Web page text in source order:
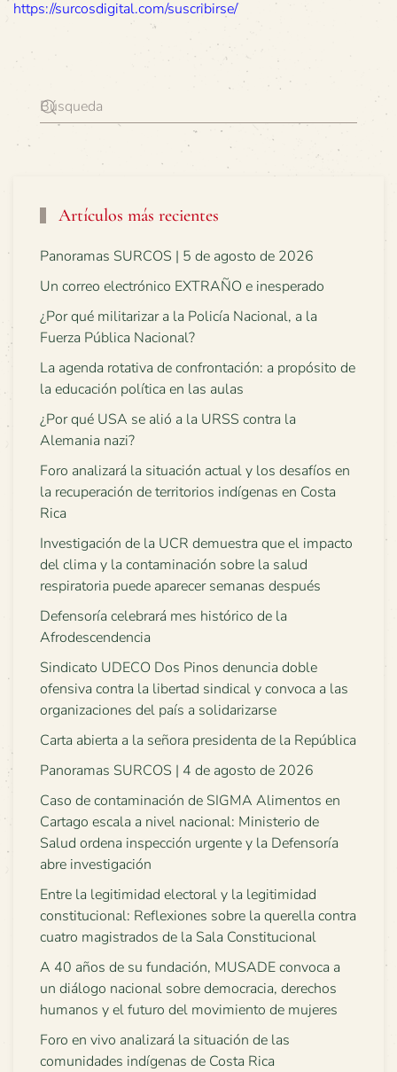
https://surcosdigital.com/suscribirse/
Artículos más recientes
Panoramas SURCOS | 5 de agosto de 2026
Un correo electrónico EXTRAÑO e inesperado
¿Por qué militarizar a la Policía Nacional, a la
Fuerza Pública Nacional?
La agenda rotativa de confrontación: a propósito de
la educación política en las aulas
¿Por qué USA se alió a la URSS contra la
Alemania nazi?
Foro analizará la situación actual y los desafíos en
la recuperación de territorios indígenas en Costa
Rica
Investigación de la UCR demuestra que el impacto
del clima y la contaminación sobre la salud
respiratoria puede aparecer semanas después
Defensoría celebrará mes histórico de la
Afrodescendencia
Sindicato UDECO Dos Pinos denuncia doble
ofensiva contra la libertad sindical y convoca a las
organizaciones del país a solidarizarse
Carta abierta a la señora presidenta de la República
Panoramas SURCOS | 4 de agosto de 2026
Caso de contaminación de SIGMA Alimentos en
Cartago escala a nivel nacional: Ministerio de
Salud ordena inspección urgente y la Defensoría
abre investigación
Entre la legitimidad electoral y la legitimidad
constitucional: Reflexiones sobre la querella contra
cuatro magistrados de la Sala Constitucional
A 40 años de su fundación, MUSADE convoca a
un diálogo nacional sobre democracia, derechos
humanos y el futuro del movimiento de mujeres
Foro en vivo analizará la situación de las
comunidades indígenas de Costa Rica